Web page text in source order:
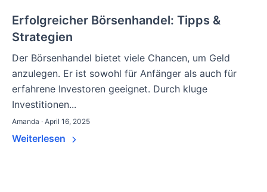
Erfolgreicher Börsenhandel: Tipps &
Strategien
Der Börsenhandel bietet viele Chancen, um Geld
anzulegen. Er ist sowohl für Anfänger als auch für
erfahrene Investoren geeignet. Durch kluge
Investitionen...
Amanda · April 16, 2025
Weiterlesen